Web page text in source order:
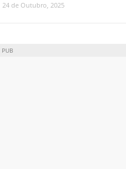
24 de Outubro, 2025
PUB